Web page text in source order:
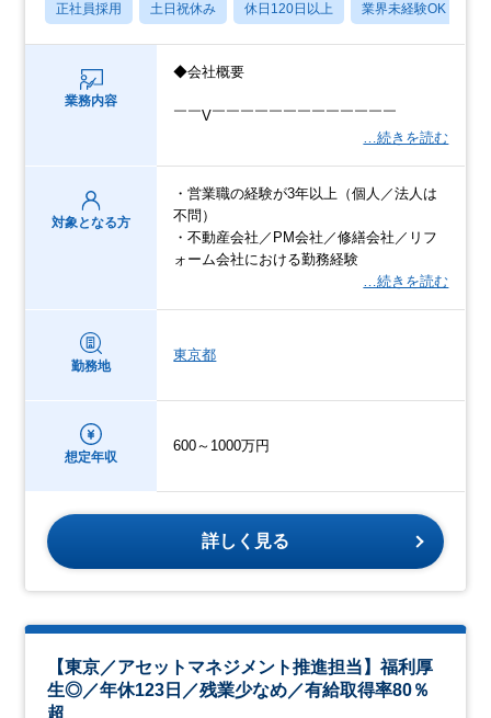
正社員採用 土日祝休み 休日120日以上 業界未経験OK
業務内容
◆会社概要
￣￣V￣￣￣￣￣￣￣￣￣￣￣￣￣
…続きを読む
対象となる方
・営業職の経験が3年以上（個人／法人は
不問）
・不動産会社／PM会社／修繕会社／リフ
ォーム会社における勤務経験
…続きを読む
勤務地
東京都
想定年収
600～1000万円
詳しく見る
【東京／アセットマネジメント推進担当】福利厚
生◎／年休123日／残業少なめ／有給取得率80％
超